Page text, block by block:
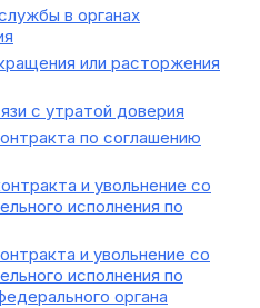
в органах
или расторжения
с утратой доверия
по соглашению
и увольнение со
исполнения по
и увольнение со
исполнения по
органа